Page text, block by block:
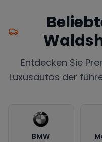
Entdecken Sie
Luxusautos der
BMW